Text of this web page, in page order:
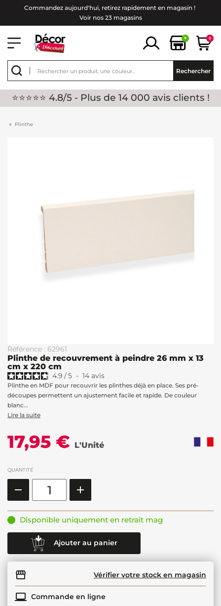
Commandez aujourd'hui, retirez rapidement en magasin !
Voir nos 23 magasins
+ 0
Rechercher
⭐⭐⭐⭐⭐ 4.8/5 - Plus de 14 000 avis clients !
Plinthe
Référence : 62961
Plinthe de recouvrement à peindre 26 mm x 13
cm x 220 cm
4.9 /5 - 14 avis
Plinthe en MDF pour recouvrir les plinthes déjà en place. Ses pré-
découpes permettent un ajustement facile et rapide. De couleur
blanc...
Lire la suite
17,95 € L'Unité
QUANTITÉ
Disponible uniquement en retrait mag
Ajouter au panier
Vérifier votre stock en magasin
Commande en ligne